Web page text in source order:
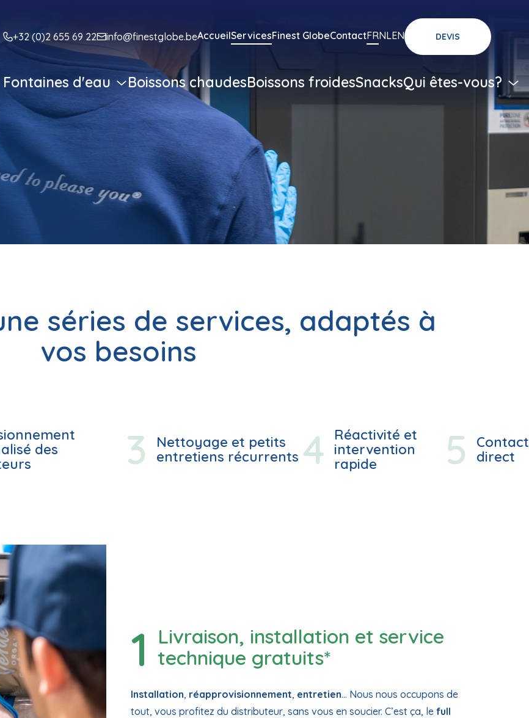
+32 (0)2 655 69 22 info@finestglobe.beAccueilServicesFinest GlobeContactFRNLEN DEVIS
Fontaines d'eau Boissons chaudesBoissons froidesSnacksQui êtes-vous?
séries de services, adaptés à
vos besoins
des
Nettoyage et petits
entretiens récurrents
Réactivité et
intervention
rapide
Contact
direct
Livraison, installation et service
technique gratuits*
Installation, réapprovisionnement, entretien… Nous nous occupons de
tout, vous profitez du distributeur, sans vous en soucier. C’est ça, le full